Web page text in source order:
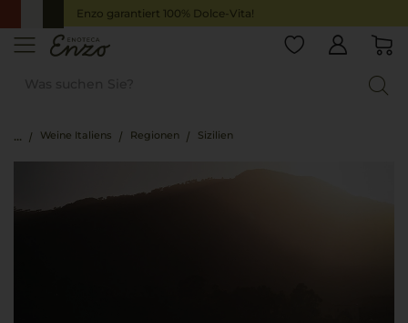
Enzo garantiert 100% Dolce-Vita!
Weine Italiens Regionen Sizilien